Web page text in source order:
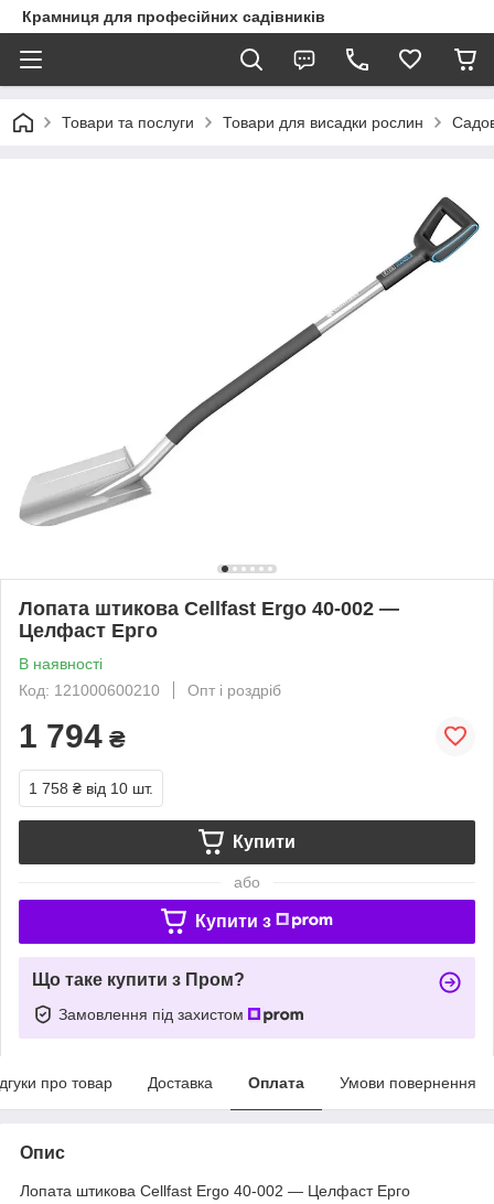
Крамниця для професійних садівників
Товари та послуги Товари для висадки рослин
Лопата штикова Cellfast Ergo 40-002 —
Целфаст Ерго
В наявності
Код: 121000600210
Опт і роздріб
1 794 ₴
1 758 ₴ від 10 шт.
Купити
або
Купити з
Що таке купити з Пром?
Замовлення під захистом
про товар Доставка Оплата Умови повернення
Опис
Лопата штикова Cellfast Ergo 40-002 — Целфаст Ерго